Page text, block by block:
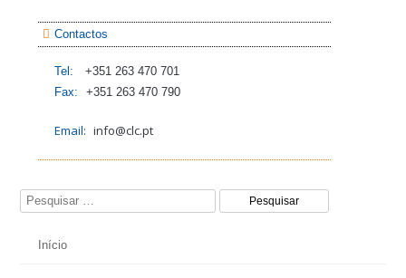
Contactos
Tel:
+351 263 470 701
Fax:
+351 263 470 790
Email: info@clc.pt
Pesquisar por:
Início